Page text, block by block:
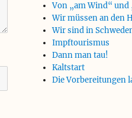
Von „am Wind“ und
Wir müssen an den
Wir sind in
Impftourismus
Dann man tau!
Kaltstart
Die Vorbereitungen